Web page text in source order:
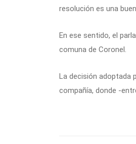
resolución es una
En ese sentido, el
comuna de Coronel.
La decisión adoptada
compañía, donde -